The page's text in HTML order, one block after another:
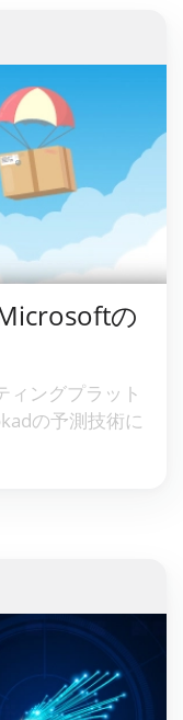
ングプラット
の予測技術に